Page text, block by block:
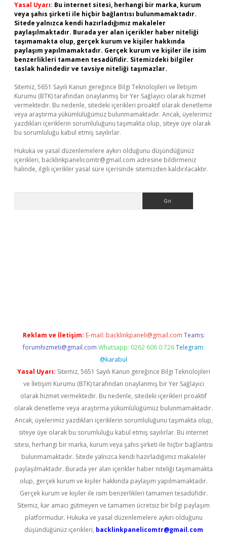
Yasal Uyarı: Bu internet sitesi, herhangi bir marka, kurum
veya şahıs şirketi ile hiçbir bağlantısı bulunmamaktadır.
Sitede yalnızca kendi hazırladığımız makaleler
paylaşılmaktadır. Burada yer alan içerikler haber niteliği
taşımamakta olup, gerçek kurum ve kişiler hakkında
paylaşım yapılmamaktadır. Gerçek kurum ve kişiler ile isim
benzerlikleri tamamen tesadüfidir. Sitemizdeki bilgiler
taslak halindedir ve tavsiye niteliği taşımazlar.
Sitemiz, 5651 Sayılı Kanun gereğince Bilgi Teknolojileri ve İletişim
Kurumu (BTK) tarafından onaylanmış bir Yer Sağlayıcı olarak hizmet
vermektedir. Bu nedenle, sitedeki içerikleri proaktif olarak denetleme
veya araştırma yükümlülüğümüz bulunmamaktadır. Ancak, üyelerimiz
yazdıkları içeriklerin sorumluluğunu taşımakta olup, siteye üye olarak
bu sorumluluğu kabul etmiş sayılırlar.
Hukuka ve yasal düzenlemelere aykırı olduğunu düşündüğünüz
içerikleri, backlinkpanelicomtr@gmail.com adresine bildirmeniz
halinde, ilgili içerikler yasal süre içerisinde sitemizden kaldırılacaktır.
Reklam ve İletişim: E-mail: backlinkpaneli@gmail.com Teams:
forumhizmeti@gmail.com Whatsapp: 0262 606 0 726 Telegram:
@karabul
Yasal Uyarı: Sitemiz, 5651 Sayılı Kanun gereğince Bilgi Teknolojileri
ve İletişim Kurumu (BTK) tarafından onaylanmış bir Yer Sağlayıcı
olarak hizmet vermektedir. Bu nedenle, sitedeki içerikleri proaktif
olarak denetleme veya araştırma yükümlülüğümüz bulunmamaktadır.
Ancak, üyelerimiz yazdıkları içeriklerin sorumluluğunu taşımakta olup,
siteye üye olarak bu sorumluluğu kabul etmiş sayılırlar. Bu internet
sitesi, herhangi bir marka, kurum veya şahıs şirketi ile hiçbir bağlantısı
bulunmamaktadır. Sitede yalnızca kendi hazırladığımız makaleler
paylaşılmaktadır. Burada yer alan içerikler haber niteliği taşımamakta
olup, gerçek kurum ve kişiler hakkında paylaşım yapılmamaktadır.
Gerçek kurum ve kişiler ile isim benzerlikleri tamamen tesadüfidir.
Sitemiz, kar amacı gütmeyen ve tamamen ücretsiz bir bilgi paylaşım
platformudur. Hukuka ve yasal düzenlemelere aykırı olduğunu
düşündüğünüz içerikleri, backlinkpanelicomtr@gmail.com